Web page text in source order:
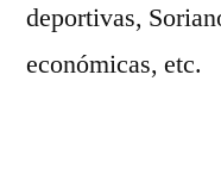
deportivas,
económicas, etc.